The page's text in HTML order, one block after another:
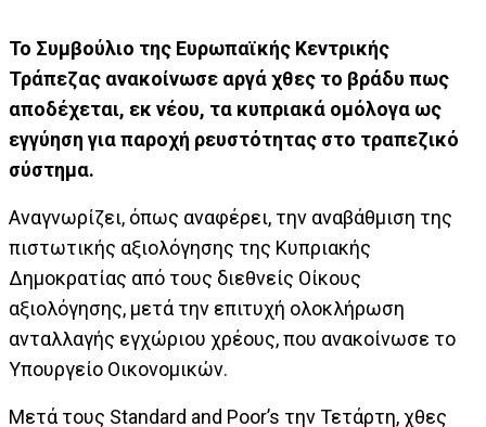
Το Συμβούλιο της Ευρωπαϊκής Κεντρικής
Τράπεζας ανακοίνωσε αργά χθες το βράδυ πως
αποδέχεται, εκ νέου, τα κυπριακά ομόλογα ως
εγγύηση για παροχή ρευστότητας στο τραπεζικό
σύστημα.
Αναγνωρίζει, όπως αναφέρει, την αναβάθμιση της
πιστωτικής αξιολόγησης της Κυπριακής
Δημοκρατίας από τους διεθνείς Οίκους
αξιολόγησης, μετά την επιτυχή ολοκλήρωση
ανταλλαγής εγχώριου χρέους, που ανακοίνωσε το
Υπουργείο Οικονομικών.
Μετά τους Standard and Poor’s την Τετάρτη, χθες